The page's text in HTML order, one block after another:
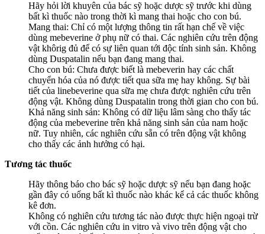
Hãy hỏi lời khuyên của bác sỹ hoặc dược sỹ trước khi dùng
bất kì thuốc nào trong thời kì mang thai hoặc cho con bú.
Mang thai: Chỉ có một lượng thông tin rất hạn chế về việc
dùng mebeverine ở phụ nữ có thai. Các nghiên cứu trên động
vật khôrig đủ để có sự liên quan tới độc tính sinh sản. Không
dùng Duspatalin nếu bạn đang mang thai.
Cho con bú: Chưa được biết là mebeverin hay các chất
chuyển hóa của nó được tiết qua sữa mẹ hay không. Sự bài
tiết của linebeverine qua sữa mẹ chưa được nghiên cứu trên
động vật. Không dùng Duspatalin trong thời gian cho con bú.
Khả năng sinh sản: Không có dữ liệu lâm sàng cho thấy tác
động của mebeverine trên khả năng sinh sản của nam hoặc
nữ. Tuy nhiên, các nghiên cứu sẵn có trên động vật không
cho thấy các ảnh hưởng có hại.
Tương tác thuốc
Hãy thông báo cho bác sỹ hoặc dược sỹ nếu bạn đang hoặc
gần đây có uống bất kì thuốc nào khác kể cả các thuốc không
kê đơn.
Không có nghiên cứu tương tác nào được thực hiện ngoại trừ
với cồn. Các nghiên cứu in vitro và vivo trên động vật cho